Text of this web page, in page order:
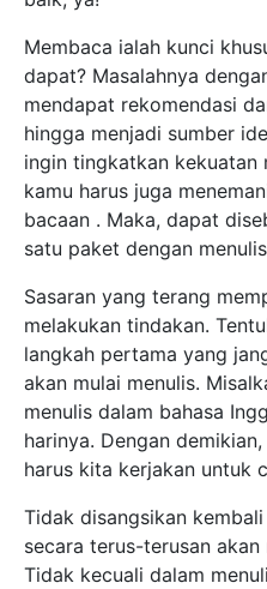
Membaca ialah kunci
dapat? Masalahnya
mendapat rekomendasi
hingga menjadi sumber
ingin tingkatkan kekuatan
kamu harus juga
bacaan . Maka, dapat
satu paket dengan
Sasaran yang terang
melakukan tindakan.
langkah pertama yang
akan mulai menulis.
menulis dalam bahasa
harinya. Dengan
harus kita kerjakan untuk
Tidak disangsikan
secara terus-terusan
Tidak kecuali dalam